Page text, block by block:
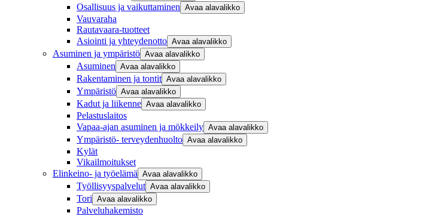
Osallisuus ja vaikuttaminen Avaa alavalikko
Vauvaraha
Rautavaara-tuotteet
Asiointi ja yhteydenotto Avaa alavalikko
Asuminen ja ympäristö Avaa alavalikko
Asuminen Avaa alavalikko
Rakentaminen ja tontit Avaa alavalikko
Ympäristö Avaa alavalikko
Kadut ja liikenne Avaa alavalikko
Pelastuslaitos
Vapaa-ajan asuminen ja mökkeily Avaa alavalikko
Ympäristö- terveydenhuolto Avaa alavalikko
Kylät
Vikailmoitukset
Elinkeino- ja työelämä Avaa alavalikko
Työllisyyspalvelut Avaa alavalikko
Tori Avaa alavalikko
Palveluhakemisto